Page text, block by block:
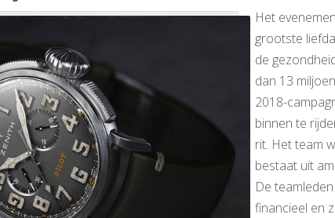
Het
grootste
de
dan 13
2018-
binnen te
rit. Het team
bestaat uit
De
financieel en